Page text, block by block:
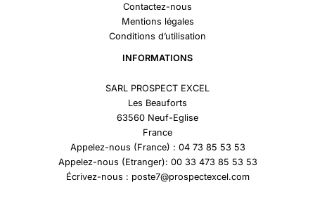
Contactez-nous
Mentions légales
Conditions d’utilisation
INFORMATIONS
SARL PROSPECT EXCEL
Les Beauforts
63560 Neuf-Eglise
France
Appelez-nous (France) : 04 73 85 53 53
Appelez-nous (Etranger): 00 33 473 85 53 53
Écrivez-nous : poste7@prospectexcel.com